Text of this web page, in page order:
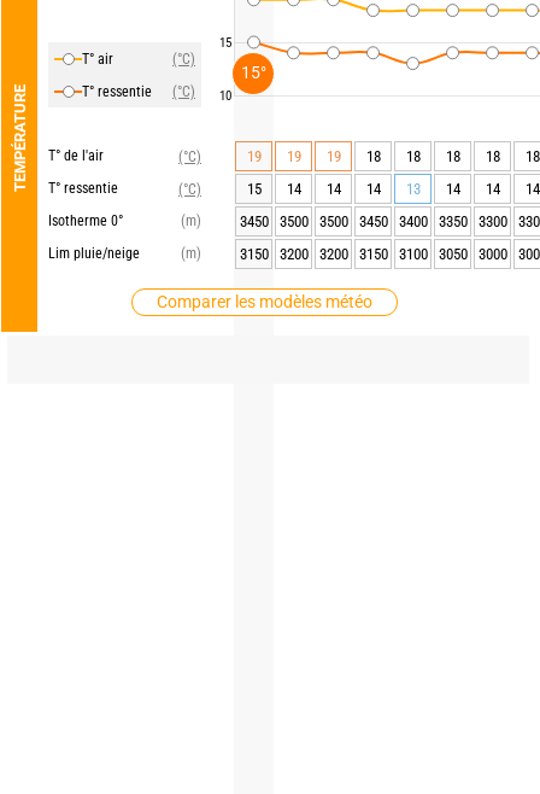
TEMPÉRATURE
T° air
(°C)
T° ressentie
(°C)
T° de l'air
(°C)
T° ressentie
(°C)
Isotherme 0°
(m)
Lim pluie/neige
(m)
Comparer les modèles météo
15
10
19 19 19 18 18 18 18
18
15
14 14 14 13 14 14
14
3450
3500 3500 3450 3400 3350 3300
3150
3200 3200 3150 3100 3050 3000
15°